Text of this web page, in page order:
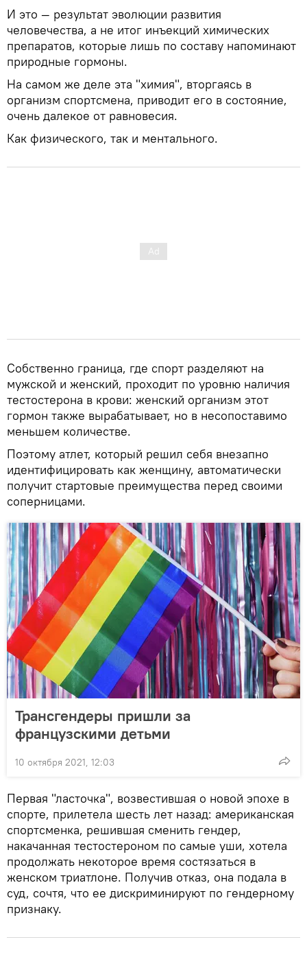
И это — результат эволюции развития
человечества, а не итог инъекций химических
препаратов, которые лишь по составу напоминают
природные гормоны.
На самом же деле эта "химия", вторгаясь в
организм спортсмена, приводит его в состояние,
очень далекое от равновесия.
Как физического, так и ментального.
Собственно граница, где спорт разделяют на
мужской и женский, проходит по уровню наличия
тестостерона в крови: женский организм этот
гормон также вырабатывает, но в несопоставимо
меньшем количестве.
Поэтому атлет, который решил себя внезапно
идентифицировать как женщину, автоматически
получит стартовые преимущества перед своими
соперницами.
Трансгендеры пришли за
французскими детьми
10 октября 2021, 12:03
Первая "ласточка", возвестившая о новой эпохе в
спорте, прилетела шесть лет назад: американская
спортсменка, решившая сменить гендер,
накачанная тестостероном по самые уши, хотела
продолжать некоторое время состязаться в
женском триатлоне. Получив отказ, она подала в
суд, сочтя, что ее дискриминируют по гендерному
признаку.